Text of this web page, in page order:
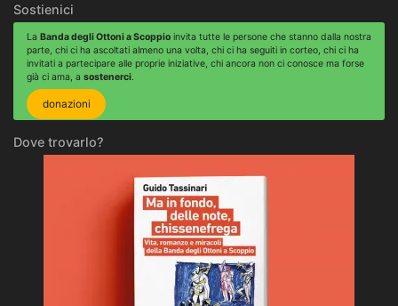
Sostienici
La Banda degli Ottoni a Scoppio invita tutte le persone che stanno dalla nostra
parte, chi ci ha ascoltati almeno una volta, chi ci ha seguiti in corteo, chi ci ha
invitati a partecipare alle proprie iniziative, chi ancora non ci conosce ma forse
già ci ama, a sostenerci.
donazioni
Dove trovarlo?